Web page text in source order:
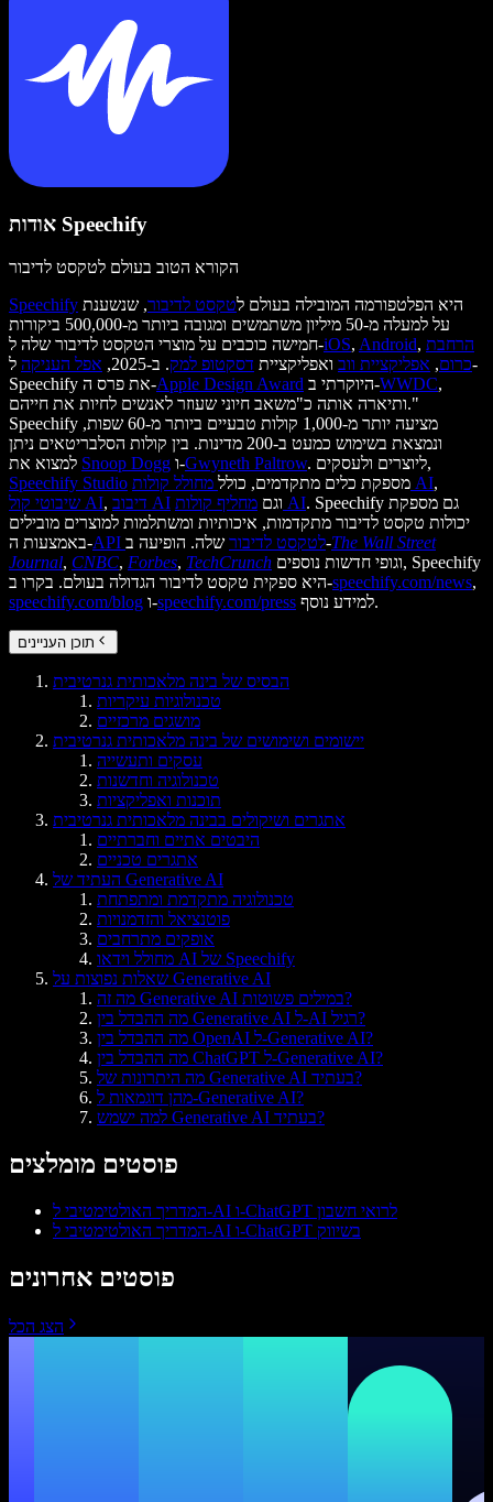
אודות Speechify
הקורא הטוב בעולם לטקסט לדיבור
Speechify
היא הפלטפורמה המובילה בעולם לטקסט לדיבור, שנשענת
על למעלה מ-50 מיליון משתמשים ומגובה ביותר מ-500,000 ביקורות
חמישה כוכבים על מוצרי הטקסט לדיבור שלה ל-iOS, Android, הרחבת
כרום, אפליקציית ווב ואפליקציית דסקטופ למק. ב-2025, אפל העניקה ל-
Speechify את פרס ה-Apple Design Award היוקרתי ב-WWDC,
ותיארה אותה כ"משאב חיוני שעוזר לאנשים לחיות את חייהם."
Speechify מציעה יותר מ-1,000 קולות טבעיים ביותר מ-60 שפות,
ונמצאת בשימוש כמעט ב-200 מדינות. בין קולות הסלבריטאים ניתן
Snoop Dogg ו-Gwyneth Paltrow
. ליוצרים ולעסקים,
Speechify Studio
מספקת כלים מתקדמים, כולל מחולל קולות AI,
שיבוטי קול AI, דיבוב AI וגם מחליף קולות AI. Speechify גם מספקת
יכולות טקסט לדיבור מתקדמות, איכותיות ומשתלמות למוצרים מובילים
באמצעות ה-
API לטקסט לדיבורשלה. הופיעה ב-The Wall Street
Journal, CNBC, Forbes, TechCrunch
היא ספקית טקסט לדיבור הגדולה בעולם. בקרו ב-speechify.com/news,
speechify.com/blog ו-speechify.com/press למידע נוסף.
תוכן העניינים
הבסיס של בינה מלאכותית גנרטיבית
טכנולוגיות עיקריות
מושגים מרכזיים
יישומים ושימושים של בינה מלאכותית גנרטיבית
עסקים ותעשייה
טכנולוגיה וחדשנות
תוכנות ואפליקציות
אתגרים ושיקולים בבינה מלאכותית גנרטיבית
היבטים אתיים וחברתיים
אתגרים טכניים
העתיד של Generative AI
טכנולוגיה מתקדמת ומתפתחת
פוטנציאל והזדמנויות
אופקים מתרחבים
מחולל וידאו AI של Speechify
שאלות נפוצות על Generative AI
מה זה Generative AI במילים פשוטות?
מה ההבדל בין Generative AI ל-AI רגיל?
מה ההבדל בין OpenAI ל-Generative AI?
מה ההבדל בין ChatGPT ל-Generative AI?
מה היתרונות של Generative AI בעתיד?
מהן דוגמאות ל-Generative AI?
למה ישמש Generative AI בעתיד?
פוסטים מומלצים
המדריך האולטימטיבי ל-AI ו-ChatGPT לרואי חשבון
המדריך האולטימטיבי ל-AI ו-ChatGPT בשיווק
פוסטים אחרונים
הצג הכל